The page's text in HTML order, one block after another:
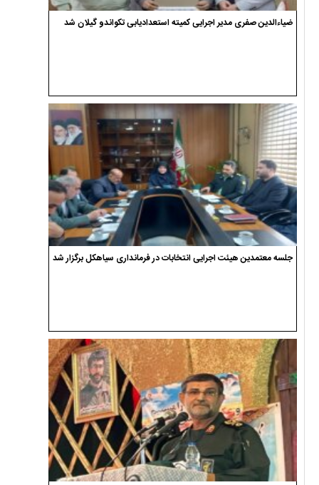
ضیاءالدین صفری مدیر اجرایی کمیته استعدادیابی تکواندو گیلان شد
جلسه معتمدین هیئت اجرایی انتخابات در فرمانداری سیاهکل برگزار شد